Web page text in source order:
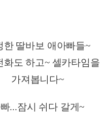
한 딸바보 애아빠들~
화도 하고~ 셀카타임을
가져봅니다~
...잠시 쉬다 갈게~